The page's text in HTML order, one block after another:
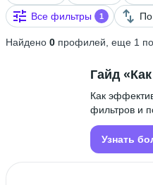
Все фильтры
1 По
Найдено 0 профилей, еще 1
Гайд
Как
фильтров и
Узнать